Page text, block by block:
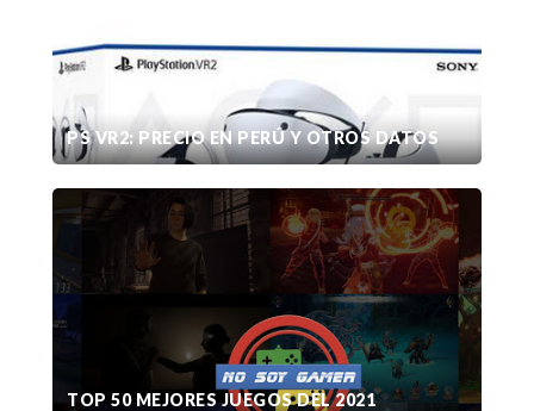
PS VR2: PRECIO EN PERÚ Y OTROS DATOS
TOP 50 MEJORES JUEGOS DEL 2021